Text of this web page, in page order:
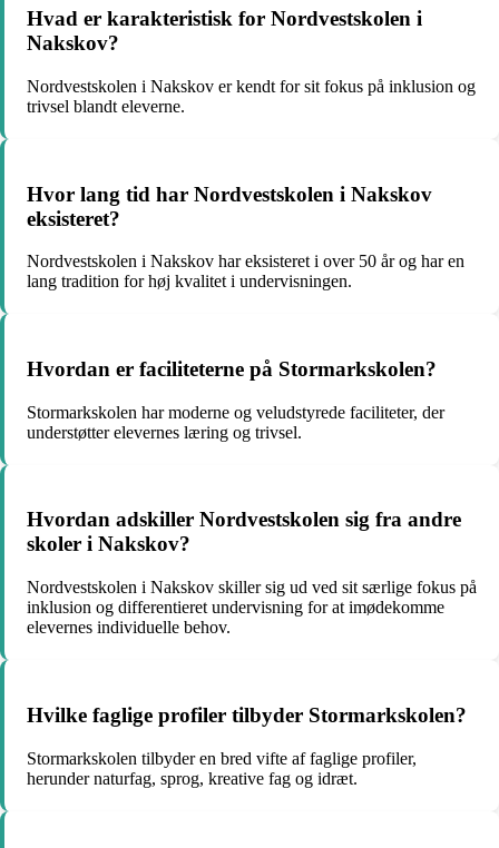
Hvad er karakteristisk for Nordvestskolen i
Nakskov?
Nordvestskolen i Nakskov er kendt for sit fokus på inklusion og
trivsel blandt eleverne.
Hvor lang tid har Nordvestskolen i Nakskov
eksisteret?
Nordvestskolen i Nakskov har eksisteret i over 50 år og har en
lang tradition for høj kvalitet i undervisningen.
Hvordan er faciliteterne på Stormarkskolen?
Stormarkskolen har moderne og veludstyrede faciliteter, der
understøtter elevernes læring og trivsel.
Hvordan adskiller Nordvestskolen sig fra andre
skoler i Nakskov?
Nordvestskolen i Nakskov skiller sig ud ved sit særlige fokus på
inklusion og differentieret undervisning for at imødekomme
elevernes individuelle behov.
Hvilke faglige profiler tilbyder Stormarkskolen?
Stormarkskolen tilbyder en bred vifte af faglige profiler,
herunder naturfag, sprog, kreative fag og idræt.